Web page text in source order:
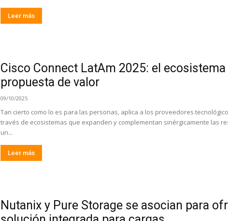
Leer más
Cisco Connect LatAm 2025: el
propuesta de valor
09/10/2025
Tan cierto como lo es para las personas, aplica a los proveedores
través de ecosistemas que expanden y complementan sinérgicamente las
un...
Leer más
Nutanix y Pure Storage se asocian para